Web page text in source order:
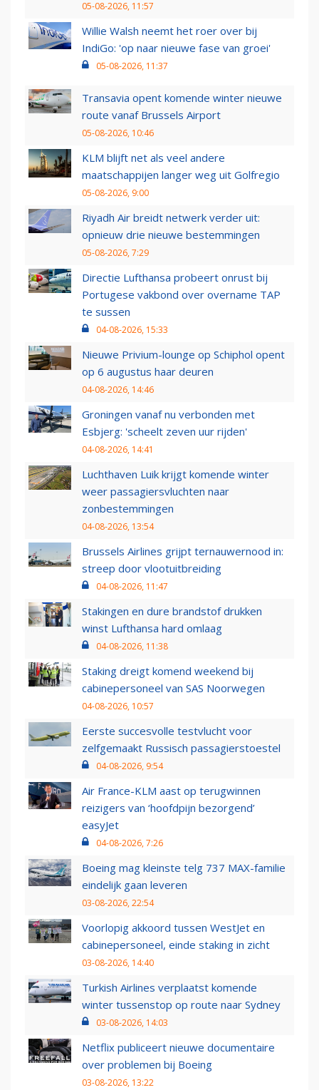
05-08-2026, 11:57
Willie Walsh neemt het roer over bij
IndiGo: 'op naar nieuwe fase van groei'
05-08-2026, 11:37
Transavia opent komende winter nieuwe
route vanaf Brussels Airport
05-08-2026, 10:46
KLM blijft net als veel andere
maatschappijen langer weg uit Golfregio
05-08-2026, 9:00
Riyadh Air breidt netwerk verder uit:
opnieuw drie nieuwe bestemmingen
05-08-2026, 7:29
Directie Lufthansa probeert onrust bij
Portugese vakbond over overname TAP
te sussen
04-08-2026, 15:33
Nieuwe Privium-lounge op Schiphol opent
op 6 augustus haar deuren
04-08-2026, 14:46
Groningen vanaf nu verbonden met
Esbjerg: 'scheelt zeven uur rijden'
04-08-2026, 14:41
Luchthaven Luik krijgt komende winter
weer passagiersvluchten naar
zonbestemmingen
04-08-2026, 13:54
Brussels Airlines grijpt ternauwernood in:
streep door vlootuitbreiding
04-08-2026, 11:47
Stakingen en dure brandstof drukken
winst Lufthansa hard omlaag
04-08-2026, 11:38
Staking dreigt komend weekend bij
cabinepersoneel van SAS Noorwegen
04-08-2026, 10:57
Eerste succesvolle testvlucht voor
zelfgemaakt Russisch passagierstoestel
04-08-2026, 9:54
Air France-KLM aast op terugwinnen
reizigers van ‘hoofdpijn bezorgend’
easyJet
04-08-2026, 7:26
Boeing mag kleinste telg 737 MAX-familie
eindelijk gaan leveren
03-08-2026, 22:54
Voorlopig akkoord tussen WestJet en
cabinepersoneel, einde staking in zicht
03-08-2026, 14:40
Turkish Airlines verplaatst komende
winter tussenstop op route naar Sydney
03-08-2026, 14:03
Netflix publiceert nieuwe documentaire
over problemen bij Boeing
03-08-2026, 13:22